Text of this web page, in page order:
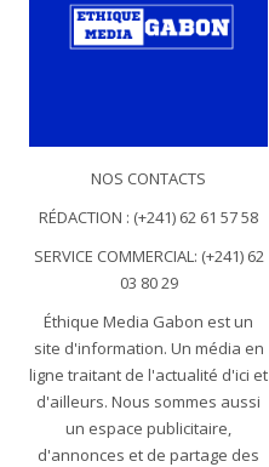
NOS CONTACTS
RÉDACTION : (+241) 62 61 57 58
SERVICE COMMERCIAL: (+241) 62
03 80 29
Éthique Media Gabon est un
site d'information. Un média en
ligne traitant de l'actualité d'ici et
d'ailleurs. Nous sommes aussi
un espace publicitaire,
d'annonces et de partage des